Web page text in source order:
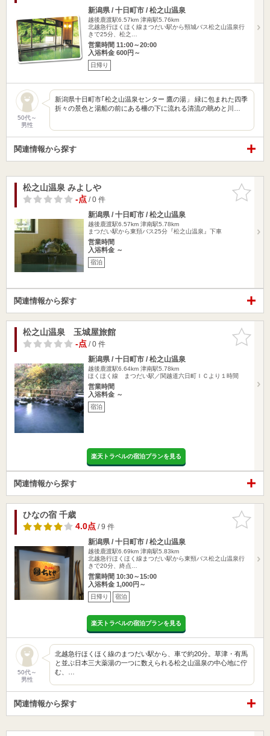
新潟県 / 十日町市 / 松之山温泉
越後鹿渡駅6.57km 津南駅5.76km
北越急行ほくほく線まつだい駅から頸城バス松之山温泉行
きで25分、松之…
営業時間 11:00～20:00
入浴料金 600円～
日帰り
50代～
男性
新潟県十日町市｢松之山温泉センター 鷹の湯」 緑に包まれた四季
折々の景色と湯船の前にある柵の下に流れる清流の眺めと川…
関連情報から探す
お気に入
りに追加
松之山温泉 みよしや
-点/ 0 件
新潟県 / 十日町市 / 松之山温泉
越後鹿渡駅6.57km 津南駅5.78km
まつだい駅から東頚バス25分『松之山温泉』下車
営業時間
入浴料金 ～
宿泊
関連情報から探す
お気に入
りに追加
松之山温泉 玉城屋旅館
-点/ 0 件
新潟県 / 十日町市 / 松之山温泉
越後鹿渡駅6.64km 津南駅5.78km
ほくほく線 まつだい駅／関越道六日町ＩＣより１時間
営業時間
入浴料金 ～
宿泊
楽天トラベルの宿泊プランを見る
関連情報から探す
お気に入
りに追加
ひなの宿 千歳
4.0点/ 9 件
新潟県 / 十日町市 / 松之山温泉
越後鹿渡駅6.69km 津南駅5.83km
北越急行ほくほく線まつだい駅から東頸バス松之山温泉行
きで20分、終点…
営業時間 10:30～15:00
入浴料金 1,000円～
日帰り 宿泊
楽天トラベルの宿泊プランを見る
50代～
男性
北越急行ほくほく線のまつだい駅から、車で約20分。草津・有馬
と並ぶ日本三大薬湯の一つに数えられる松之山温泉の中心地に佇
む、…
関連情報から探す